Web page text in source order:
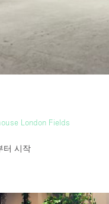
London Fields
터 시작